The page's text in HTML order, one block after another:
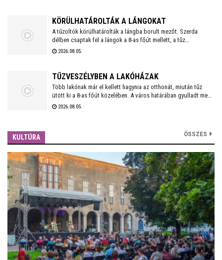
vezeti magyar parancsnok a nemzetközi katonai szervezetet.
KÖRÜLHATÁROLTÁK A LÁNGOKAT
A tűzoltók körülhatárolták a lángba borult mezőt. Szerda
délben csaptak fel a lángok a 8-as főút mellett, a tűz
lakóházakat, melléképületeket, valamint lakó- és
2026.08.05.
TŰZVESZÉLYBEN A LAKÓHÁZAK
Több lakónak már el kellett hagynia az otthonát, miután tűz
ütött ki a 8-as főút közelében. A város határában gyulladt meg
az avar, a bozótos, a tarló, és az aljnövényzet. A tűz
2026.08.05.
KULTÚRA ÖSSZES